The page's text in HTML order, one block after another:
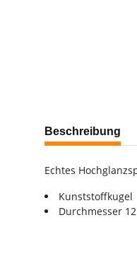
weitere
Beschreibung
Echtes
Kunststoffkugel
Durchmesser